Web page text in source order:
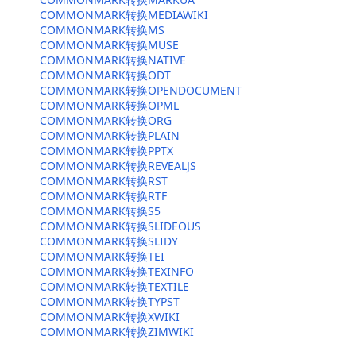
COMMONMARK转换MEDIAWIKI
COMMONMARK转换MS
COMMONMARK转换MUSE
COMMONMARK转换NATIVE
COMMONMARK转换ODT
COMMONMARK转换OPENDOCUMENT
COMMONMARK转换OPML
COMMONMARK转换ORG
COMMONMARK转换PLAIN
COMMONMARK转换PPTX
COMMONMARK转换REVEALJS
COMMONMARK转换RST
COMMONMARK转换RTF
COMMONMARK转换S5
COMMONMARK转换SLIDEOUS
COMMONMARK转换SLIDY
COMMONMARK转换TEI
COMMONMARK转换TEXINFO
COMMONMARK转换TEXTILE
COMMONMARK转换TYPST
COMMONMARK转换XWIKI
COMMONMARK转换ZIMWIKI